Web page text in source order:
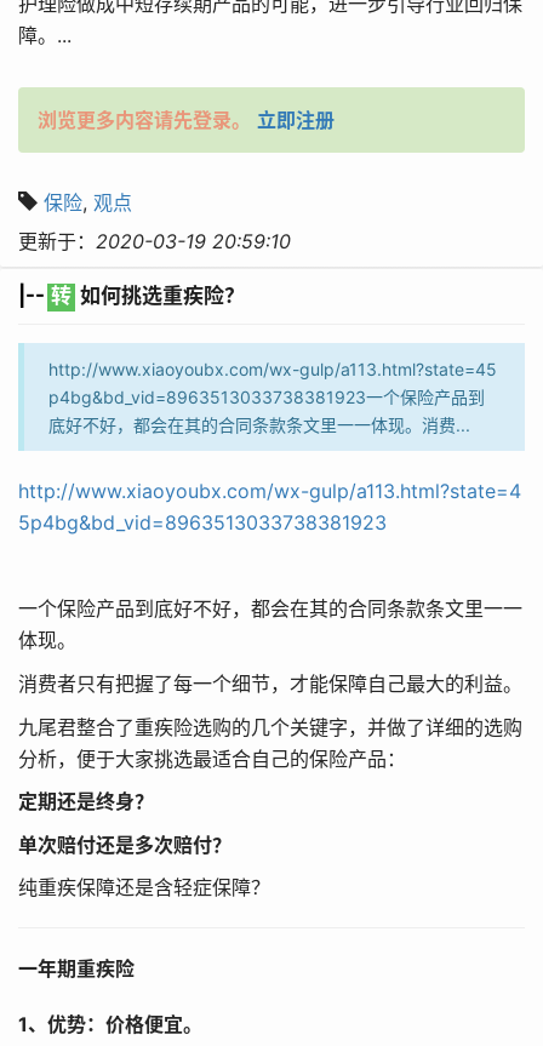
障。...
浏览更多内容请先登录。 立即注册
保险, 观点
更新于： 2020-03-19 20:59:10
|-- 转 如何挑选重疾险？
http://www.xiaoyoubx.com/wx-gulp/a113.html?state=45
p4bg&bd_vid=8963513033738381923一个保险产品到
底好不好，都会在其的合同条款条文里一一体现。消费...
http://www.xiaoyoubx.com/wx-gulp/a113.html?state=4
5p4bg&bd_vid=8963513033738381923
一个保险产品到底好不好，都会在其的合同条款条文里一一
体现。
消费者只有把握了每一个细节，才能保障自己最大的利益。
九尾君整合了重疾险选购的几个关键字，并做了详细的选购
分析，便于大家挑选最适合自己的保险产品：
定期还是终身？
单次赔付还是多次赔付？
纯重疾保障还是含轻症保障？
一年期重疾险
1、优势：价格便宜。